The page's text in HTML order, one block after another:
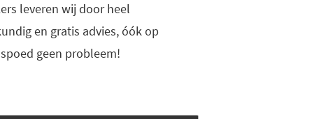
leveren wij door heel
en gratis advies, óók op
geen probleem!